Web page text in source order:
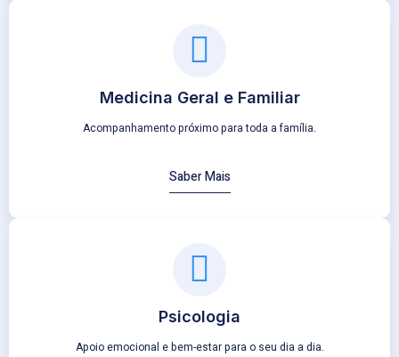
Medicina Geral e Familiar
Acompanhamento próximo para toda a família.
Saber Mais
Psicologia
Apoio emocional e bem-estar para o seu dia a dia.